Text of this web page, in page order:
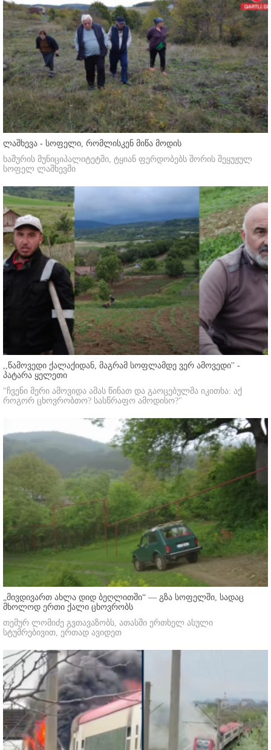
ლაშხევა - სოფელი, რომლისკენ მიწა მოდის
ხაშურის მუნიციპალიტეტში, ტყიან ფერდობებს შორის შეყუჟულ
სოფელ ლაშხევში
,,წამოვედი ქალაქიდან, მაგრამ სოფლამდე ვერ ამოვედი'' -
პატარა ყელეთი
"ჩვენი მერი ამოვიდა ამას წინათ და გაოცებულმა იკითხა: აქ
როგორ ცხოვრობთო? სასწრაფო ამოდისო?"
„მივდივართ ახლა დიდ ბეღლითში“ — გზა სოფელში, სადაც
მხოლოდ ერთი ქალი ცხოვრობს
თემურ ლომიძე გვთავაზობს, ათასში ერთხელ ასული
სტუმრებივით, ერთად ავიდეთ